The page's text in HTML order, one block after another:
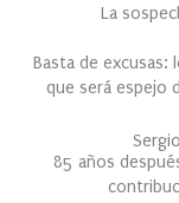
La
Basta de excusas:
que será espejo
85 años